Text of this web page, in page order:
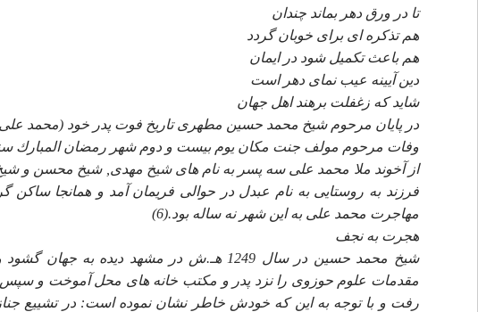
تا در ورق دهر بماند چندان
هم تذكره اى براى خوبان گردد
هم باعث تكميل شود در ايمان
دين آيينه عيب نماى دهر است
شايد كه زغفلت برهند اهل جهان
در پايان مرحوم شيخ محمد حسين مطهرى تاريخ فوت پدر خود (محمد
وفات مرحوم مولف جنت مكان يوم بيست و دوم شهر رمضان المبارك
از آخوند ملا محمد على سه پسر به نام هاى شيخ مهدى, شيخ محسن و
فرزند به روستايى به نام عبدل در حوالى فريمان آمد و همانجا ساكن
مهاجرت محمد على به اين شهر نه ساله بود.(6)
هجرت به نجف
شيخ محمد حسين در سال 1249 هـ.ش در مشهد
مقدمات علوم حوزوى را نزد پدر و مكتب خانه هاى محل آموخت و سپس
رفت و با توجه به اين كه خودش خاطر نشان نموده است: در تشييع